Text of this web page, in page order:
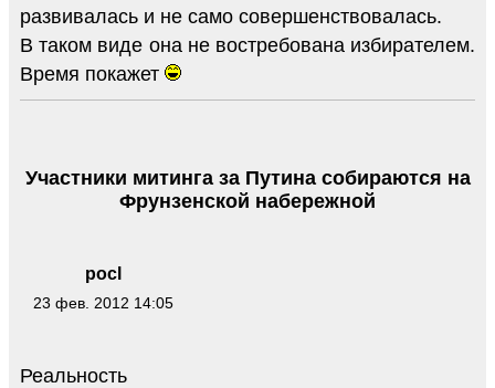
развивалась и не само совершенствовалась.
В таком виде она не востребована избирателем.
Время покажет
pocl
23 фев. 2012 14:05
Участники митинга за Путина собираются на
Фрунзенской набережной
Реальность